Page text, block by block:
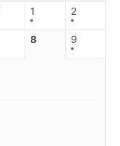
1 2
8 9